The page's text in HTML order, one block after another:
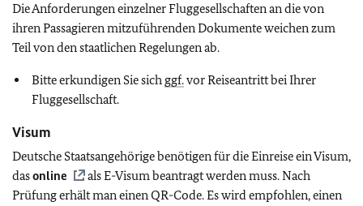
Die Anforderungen einzelner Fluggesellschaften an die von
ihren Passagieren mitzuführenden Dokumente weichen zum
Teil von den staatlichen Regelungen ab.
Bitte erkundigen Sie sich ggf.vor Reiseantritt bei Ihrer
Fluggesellschaft.
Visum
Deutsche Staatsangehörige benötigen für die Einreise ein Visum,
dasonline
als E-Visum beantragt werden muss. Nach
Prüfung erhält man einen QR-Code. Es wird empfohlen, einen